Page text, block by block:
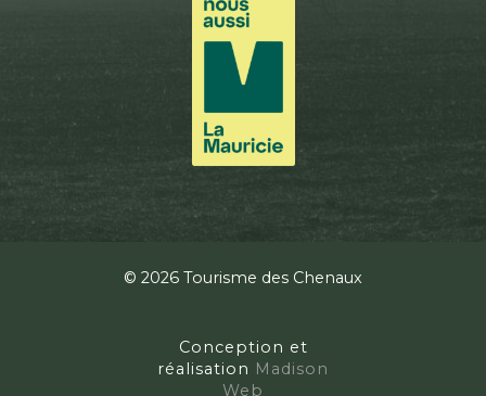
© 2026 Tourisme des Chenaux
Conception et
réalisation Madison
Web